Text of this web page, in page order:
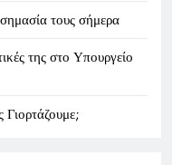
τους σήμερα
της στο Υπουργείο
Γιορτάζουμε;